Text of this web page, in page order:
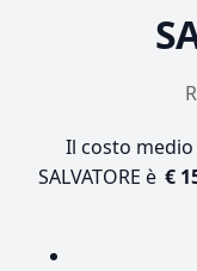
Il costo medio
SALVATORE è €